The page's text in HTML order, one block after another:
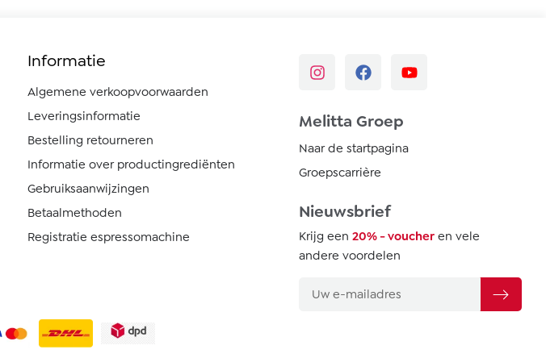
Informatie
Algemene verkoopvoorwaarden
Leveringsinformatie
Bestelling retourneren
Informatie over productingrediënten
Gebruiksaanwijzingen
Betaalmethoden
Registratie espressomachine
Melitta Groep
Naar de startpagina
Groepscarrière
Nieuwsbrief
Krijg een 20% - voucher en vele
andere voordelen